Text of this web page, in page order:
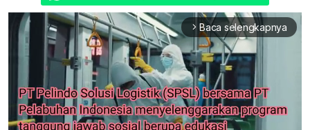
arrow_forward_ios Baca selengkapnya